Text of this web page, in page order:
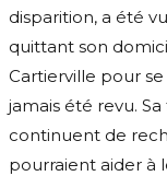
disparition, a été
quittant son
Cartierville pour se
jamais été revu.
continuent de
pourraient aider à